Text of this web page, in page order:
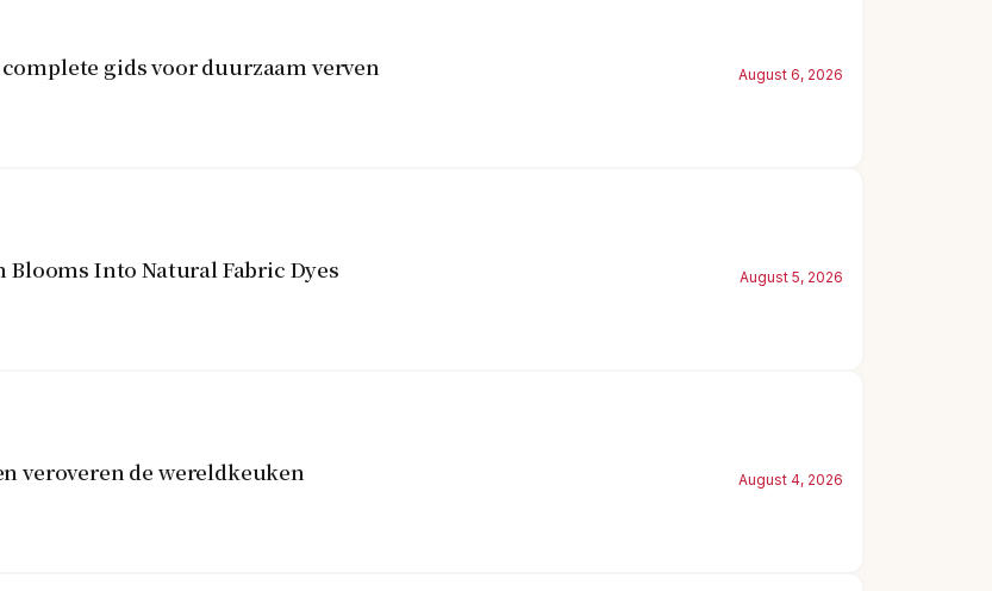
gids voor duurzaam verven August 6, 2026
Into Natural Fabric Dyes August 5, 2026
veroveren de wereldkeuken August 4, 2026